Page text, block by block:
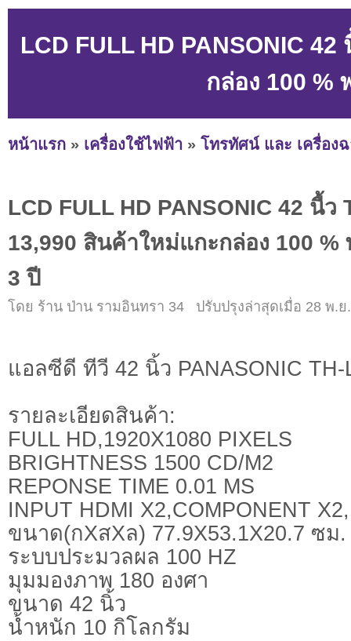
LCD FULL HD PANSONIC
กล่อง 100 %
หน้าแรก » เครื่องใช้ไฟฟ้า » โทรทัศน์ และ เครื่อง
LCD FULL HD PANSONIC 42 นื้ว
13,990 สินค้าใหม่แกะกล่อง 100
3 ปี
โดย ร้าน ป่าน รามอินทรา 34 ปรับปรุงล่าสุดเมื่อ 28 พ.ย
แอลซีดี ทีวี 42 นิ้ว PANASONIC TH-
รายละเอียดสินค้า:
FULL HD,1920X1080 PIXELS
BRIGHTNESS 1500 CD/M2
REPONSE TIME 0.01 MS
INPUT HDMI X2,COMPONENT
ขนาด(กXสXล) 77.9X53.1X20.7 ซม.
ระบบประมวลผล 100 HZ
มุมมองภาพ 180 องศา
ขนาด 42 นิ้ว
น้ำหนัก 10 กิโลกรัม